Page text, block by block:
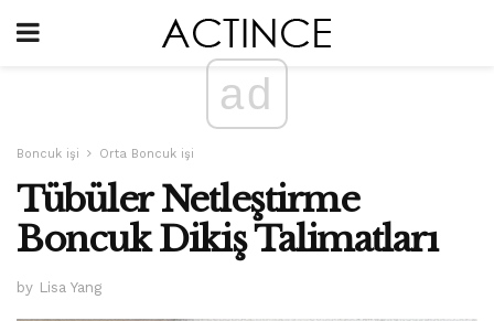
ad
Boncuk işi Orta Boncuk işi
Tübüler Netleştirme
Boncuk Dikiş Talimatları
by Lisa Yang